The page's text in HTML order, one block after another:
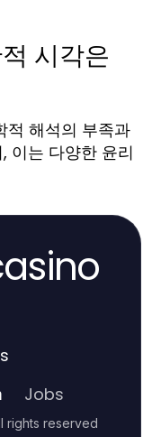
시각은
적 해석의 부족과
이는 다양한 윤리
Jobs
rights reserved